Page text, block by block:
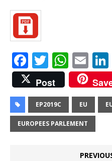
F
a
c
e
b
T
w
it
te
r
W
h
at
s
A
E
m
ai
l
Post
EP2019C EU
EUROPEES PARLEMENT